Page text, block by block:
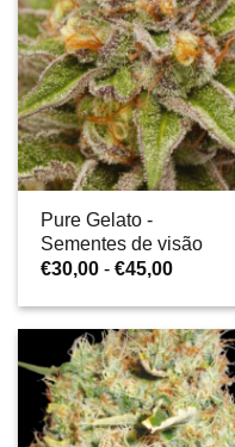
Pure Gelato -
Sementes de visão
€30,00 - €45,00Gama
preços:
€30,00
a
€45,00